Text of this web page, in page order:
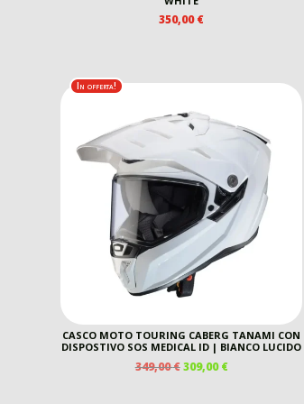
350,00€
In offerta!
CASCO MOTO TOURING CABERG TANAMI CON
DISPOSTIVO SOS MEDICAL ID | BIANCO LUCIDO
349,00€IL
309,00€IL